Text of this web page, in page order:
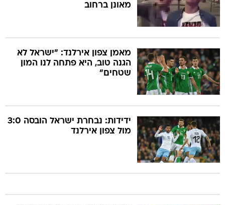
מאונן ברחוב
מאמן צפון אירלנד: "ישראל לא
הגנה טוב, היא פתחה לנו המון
שטחים"
ידידות: נבחרת ישראל הובסה 3:0
מול צפון אירלנד